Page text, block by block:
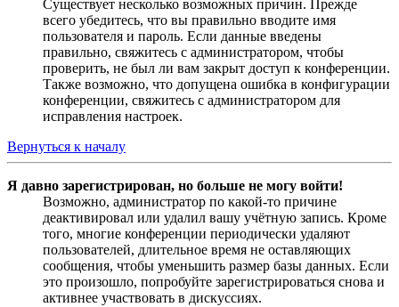
Существует несколько возможных причин. Прежде
всего убедитесь, что вы правильно вводите имя
пользователя и пароль. Если данные введены
правильно, свяжитесь с администратором, чтобы
проверить, не был ли вам закрыт доступ к конференции.
Также возможно, что допущена ошибка в конфигурации
конференции, свяжитесь с администратором для
исправления настроек.
Вернуться к началу
Я давно зарегистрирован, но больше не могу войти!
Возможно, администратор по какой-то причине
деактивировал или удалил вашу учётную запись. Кроме
того, многие конференции периодически удаляют
пользователей, длительное время не оставляющих
сообщения, чтобы уменьшить размер базы данных. Если
это произошло, попробуйте зарегистрироваться снова и
активнее участвовать в дискуссиях.